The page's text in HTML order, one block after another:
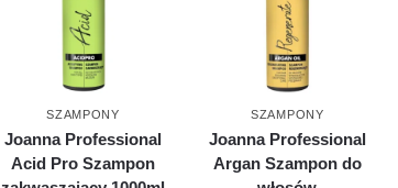
SZAMPONY
Joanna Professional
Acid Pro Szampon
SZAMPONY
Joanna Professional
Argan Szampon do